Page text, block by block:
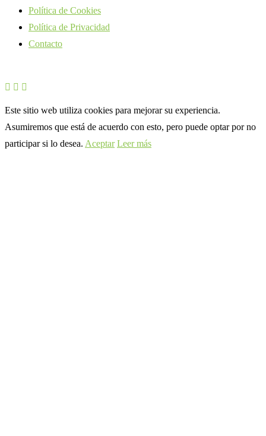
Política de Cookies
Política de Privacidad
Contacto
Este sitio web utiliza cookies para mejorar su experiencia.
Asumiremos que está de acuerdo con esto, pero puede optar por no
participar si lo desea. Aceptar Leer más